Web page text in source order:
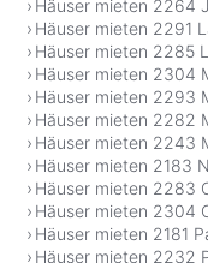
Häuser mieten 2264
Häuser mieten 2291
Häuser mieten 2285
Häuser mieten 2304
Häuser mieten 2293
Häuser mieten 2282
Häuser mieten 2243
Häuser mieten 2183
Häuser mieten 2283
Häuser mieten 2304
Häuser mieten 2181
Häuser mieten 2232